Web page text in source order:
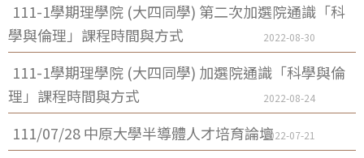
111-1學期理學院 (大四同學) 第二次加選院通識「科
學與倫理」課程時間與方式
2022-08-30
111-1學期理學院 (大四同學) 加選院通識「科學與倫
理」課程時間與方式
2022-08-24
111/07/28 中原大學半導體人才培育論壇2022-07-21